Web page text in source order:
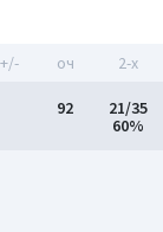
+/- оч 2-x
92
21/35
60%